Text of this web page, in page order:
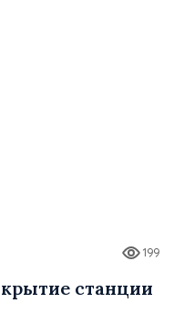
199
станции